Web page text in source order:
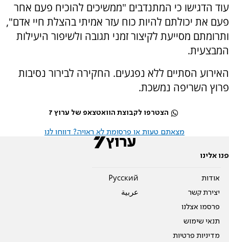
עוד הדגישו כי המתנדבים "ממשיכים להוכיח פעם אחר
פעם את יכולתם להיות כוח עזר אמיתי בהצלת חיי אדם",
ותרומתם מסייעת לקיצור זמני תגובה ולשיפור היעילות
המבצעית.
האירוע הסתיים ללא נפגעים. החקירה לבירור נסיבות
פרוץ השריפה נמשכת.
הצטרפו לקבוצת הוואטצאפ של ערוץ 7
מצאתם טעות או פרסומת לא ראויה? דווחו לנו
פנו אלינו
אודות
יצירת קשר
פרסמו אצלנו
תנאי שימוש
מדיניות פרטיות
Pусский
عربية